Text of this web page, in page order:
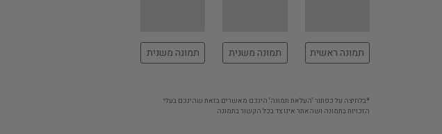
תמונה ראשית תמונה משנית תמונה משנית
*בלחיצה על כפתור 'העלאת תמונה' הינכם מאשרים בזאת שהינכם בעלי
הזכויות בתמונה ושהאתר אינו צד בכל הקשור בתמונה